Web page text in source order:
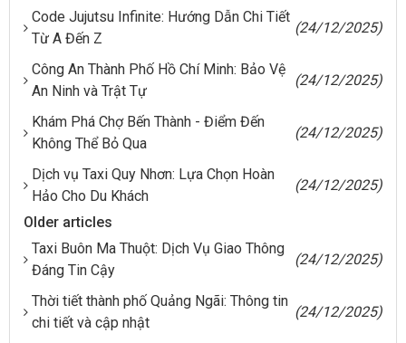
Code Jujutsu Infinite: Hướng Dẫn Chi Tiết
Từ A Đến Z
(24/12/2025)
Công An Thành Phố Hồ Chí Minh: Bảo Vệ
An Ninh và Trật Tự
(24/12/2025)
Khám Phá Chợ Bến Thành - Điểm Đến
Không Thể Bỏ Qua
(24/12/2025)
Dịch vụ Taxi Quy Nhơn: Lựa Chọn Hoàn
Hảo Cho Du Khách
(24/12/2025)
Older articles
Taxi Buôn Ma Thuột: Dịch Vụ Giao Thông
Đáng Tin Cậy
(24/12/2025)
Thời tiết thành phố Quảng Ngãi: Thông tin
chi tiết và cập nhật
(24/12/2025)